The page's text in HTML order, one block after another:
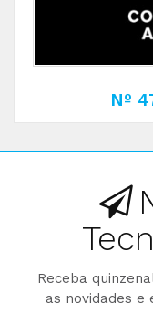
Nº
Receba
as novidades